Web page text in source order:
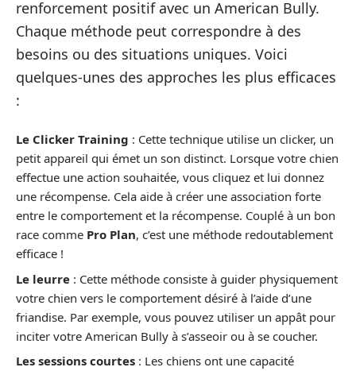
renforcement positif avec un American Bully.
Chaque méthode peut correspondre à des
besoins ou des situations uniques. Voici
quelques-unes des approches les plus efficaces
:
Le Clicker Training : Cette technique utilise un clicker, un
petit appareil qui émet un son distinct. Lorsque votre chien
effectue une action souhaitée, vous cliquez et lui donnez
une récompense. Cela aide à créer une association forte
entre le comportement et la récompense. Couplé à un bon
race comme Pro Plan, c’est une méthode redoutablement
efficace !
Le leurre : Cette méthode consiste à guider physiquement
votre chien vers le comportement désiré à l’aide d’une
friandise. Par exemple, vous pouvez utiliser un appât pour
inciter votre American Bully à s’asseoir ou à se coucher.
Les sessions courtes : Les chiens ont une capacité